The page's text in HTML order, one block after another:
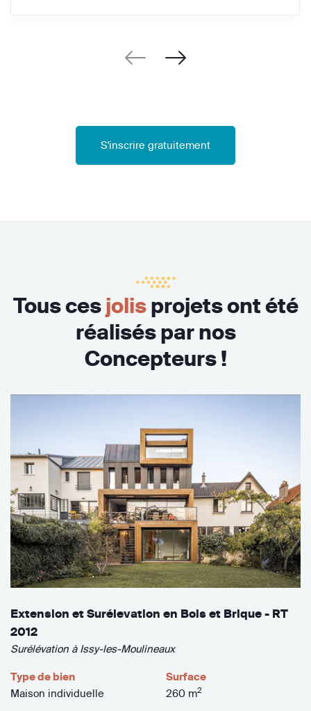
S'inscrire gratuitement
Tous cesjolisprojets ont été
réalisés par nos
Concepteurs !
Extension et Surélevation en Bois et Brique - RT
2012
Surélévation à Issy-les-Moulineaux
Type de bien
Maison individuelle
Surface
260 m2